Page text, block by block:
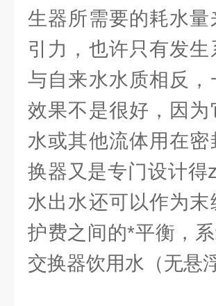
生器所需要的耗水
引力，也许只有发
与自来水水质相反
效果不是很好，因
水或其他流体用在
换器又是专门设计得
水出水还可以作为
护费之间的*平衡，
交换器饮用水（无悬